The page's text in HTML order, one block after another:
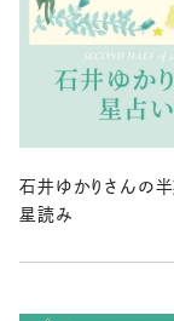
石井ゆかりさんの
星読み